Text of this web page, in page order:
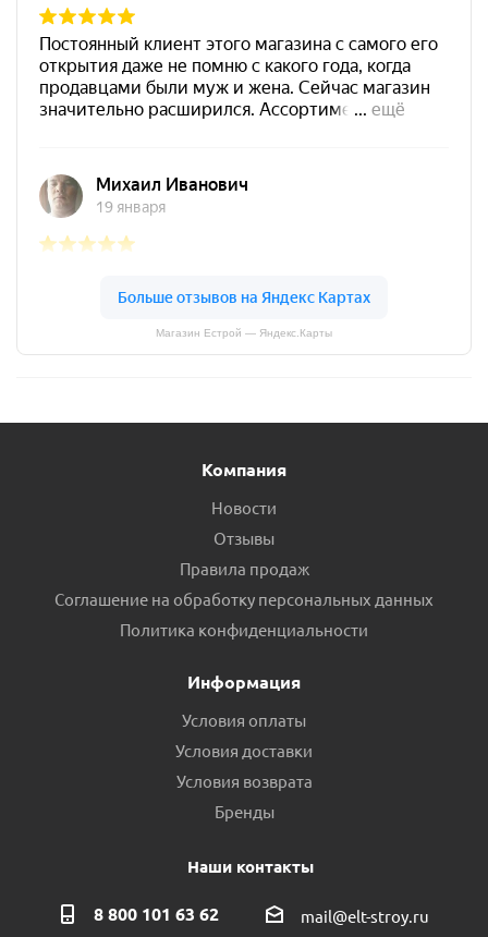
Магазин Естрой — Яндекс.Карты
Компания
Новости
Отзывы
Правила продаж
Соглашение на обработку персональных данных
Политика конфиденциальности
Информация
Условия оплаты
Условия доставки
Условия возврата
Бренды
Наши контакты
8 800 101 63 62 mail@elt-stroy.ru